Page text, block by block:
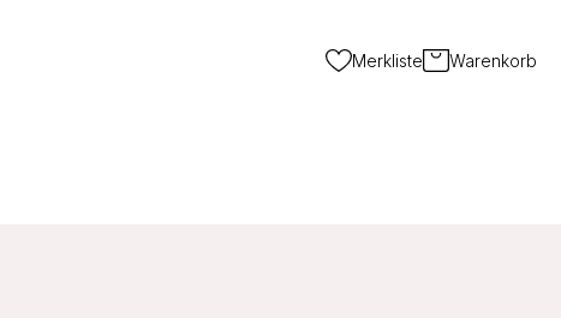
Merkliste Warenkorb